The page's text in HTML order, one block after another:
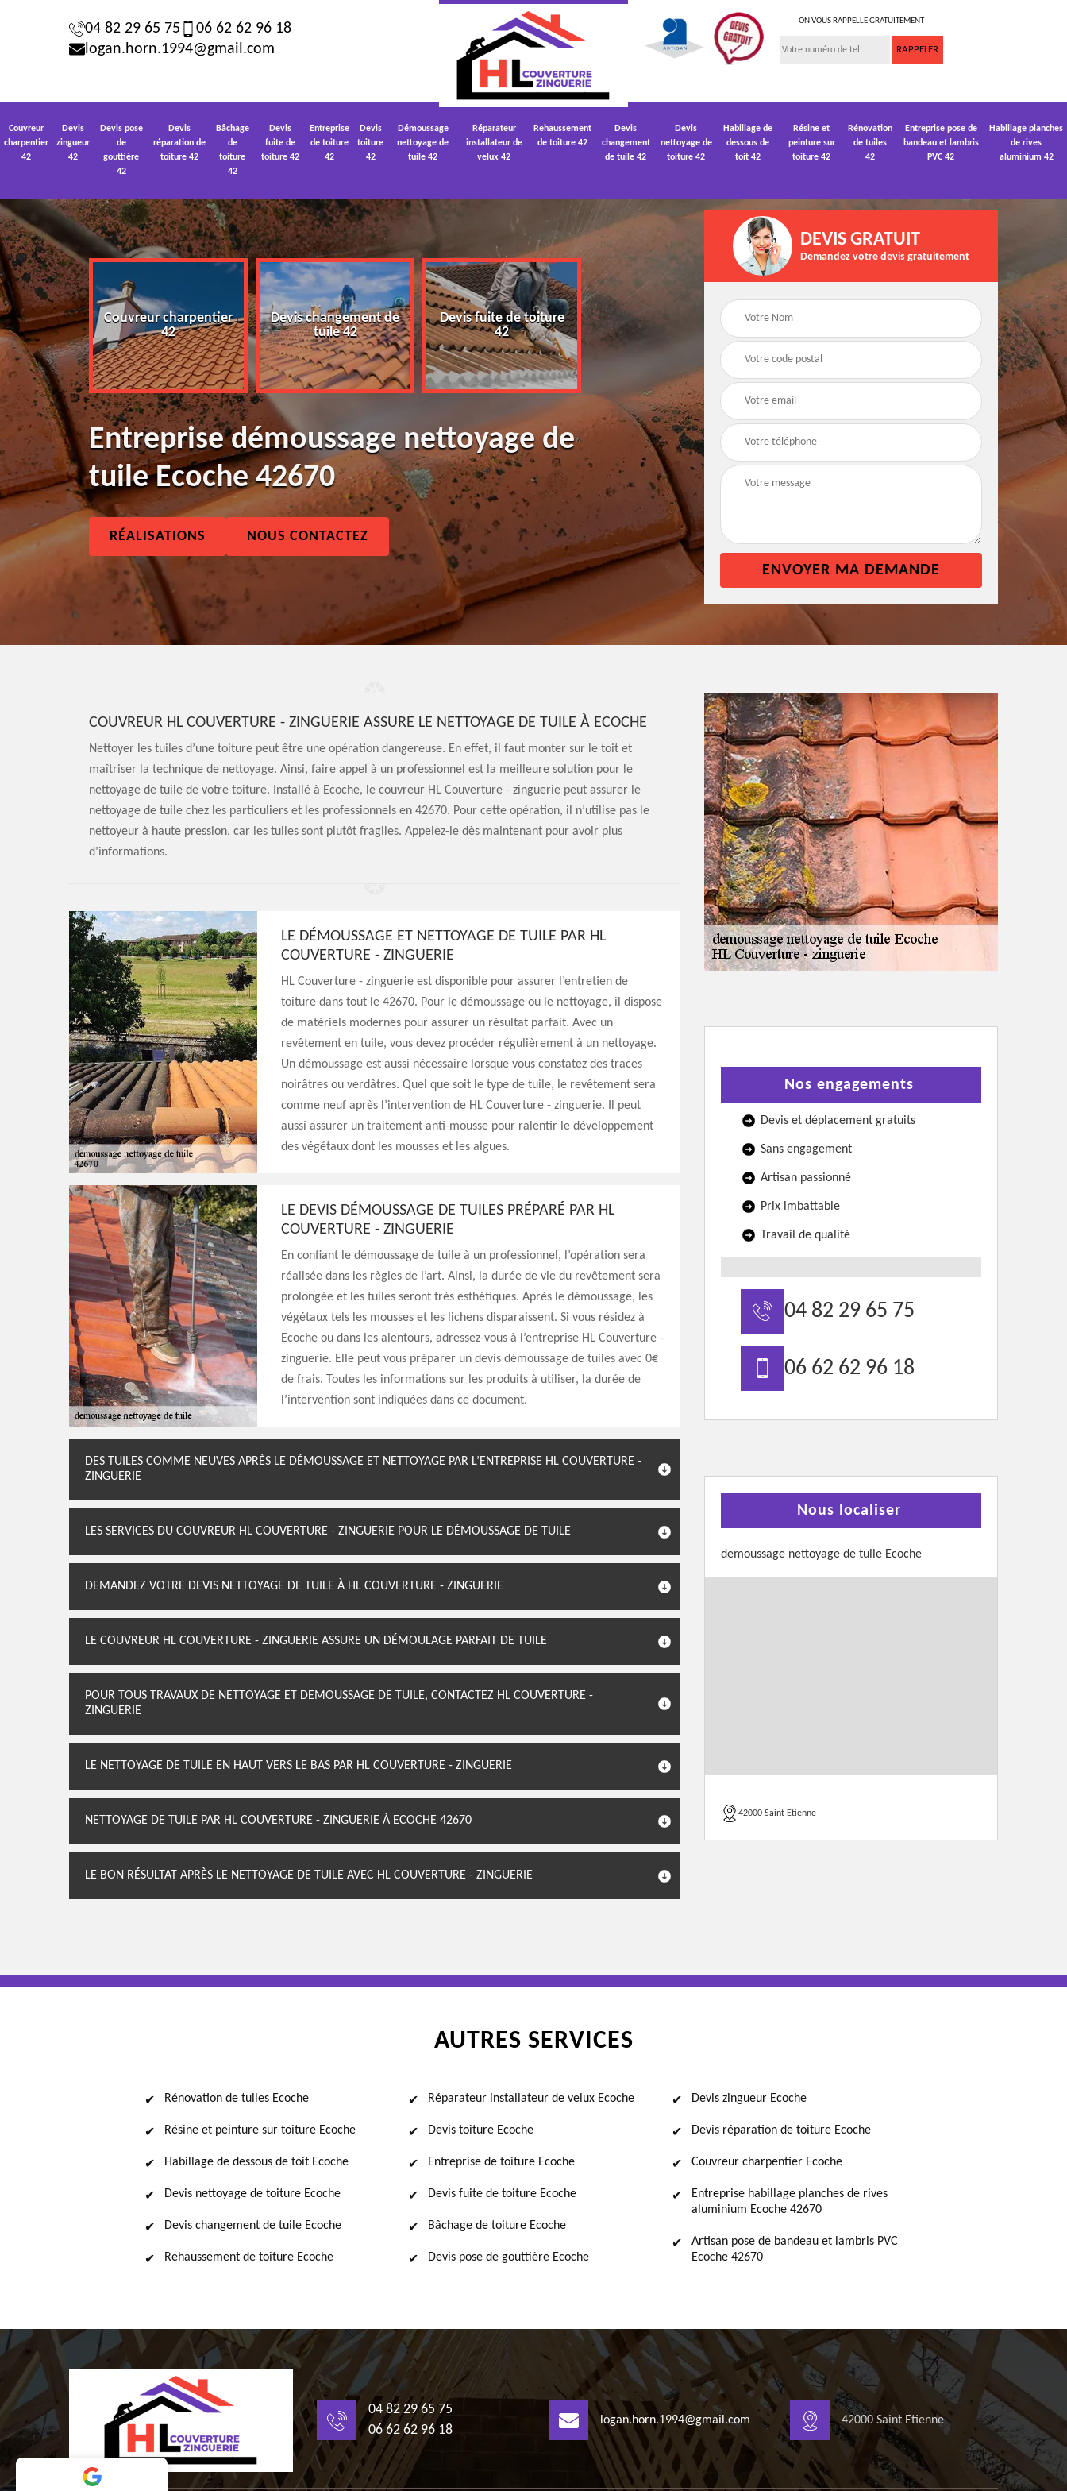
04 82 29 65 75
06 62 62 96 18
logan.horn.1994@gmail.com
ON VOUS RAPPELLE GRATUITEMENT
Couvreur
charpentier
42
Devis
zingueur
42
Devis pose
de
gouttière
42
Devis
réparation de
toiture 42
Bâchage
de
toiture
42
Devis
fuite de
toiture 42
Entreprise
de toiture
42
Devis
toiture
42
Démoussage
nettoyage de
tuile 42
Réparateur
installateur de
velux 42
Rehaussement
de toiture 42
Devis
changement
de tuile 42
Devis
nettoyage de
toiture 42
Habillage de
dessous de
toit 42
Résine et
peinture sur
toiture 42
Rénovation
de tuiles
42
Entreprise pose de
bandeau et lambris
PVC 42
Habillage planches
de rives
aluminium 42
toiture 42
Couvreur charpentier
42
Devis changement de
tuile 42
Devis fuite de toiture
42
Devis nettoyage de
toiture 42
Devis réparation de
toiture 42
Entreprise démoussage nettoyage de
tuile Ecoche 42670
RÉALISATIONS NOUS CONTACTEZ
DEVIS GRATUIT
Demandez votre devis gratuitement
COUVREUR HL COUVERTURE - ZINGUERIE ASSURE LE NETTOYAGE DE TUILE À ECOCHE
Nettoyer les tuiles d’une toiture peut être une opération dangereuse. En effet, il faut monter sur le toit et
maîtriser la technique de nettoyage. Ainsi, faire appel à un professionnel est la meilleure solution pour le
nettoyage de tuile de votre toiture. Installé à Ecoche, le couvreur HL Couverture - zinguerie peut assurer le
nettoyage de tuile chez les particuliers et les professionnels en 42670. Pour cette opération, il n’utilise pas le
nettoyeur à haute pression, car les tuiles sont plutôt fragiles. Appelez-le dès maintenant pour avoir plus
d’informations.
LE DÉMOUSSAGE ET NETTOYAGE DE TUILE PAR HL
COUVERTURE - ZINGUERIE
HL Couverture - zinguerie est disponible pour assurer l’entretien de
toiture dans tout le 42670. Pour le démoussage ou le nettoyage, il dispose
de matériels modernes pour assurer un résultat parfait. Avec un
revêtement en tuile, vous devez procéder régulièrement à un nettoyage.
Un démoussage est aussi nécessaire lorsque vous constatez des traces
noirâtres ou verdâtres. Quel que soit le type de tuile, le revêtement sera
comme neuf après l’intervention de HL Couverture - zinguerie. Il peut
aussi assurer un traitement anti-mousse pour ralentir le développement
des végétaux dont les mousses et les algues.
LE DEVIS DÉMOUSSAGE DE TUILES PRÉPARÉ PAR HL
COUVERTURE - ZINGUERIE
En confiant le démoussage de tuile à un professionnel, l’opération sera
réalisée dans les règles de l’art. Ainsi, la durée de vie du revêtement sera
prolongée et les tuiles seront très esthétiques. Après le démoussage, les
végétaux tels les mousses et les lichens disparaissent. Si vous résidez à
Ecoche ou dans les alentours, adressez-vous à l’entreprise HL Couverture -
zinguerie. Elle peut vous préparer un devis démoussage de tuiles avec 0€
de frais. Toutes les informations sur les produits à utiliser, la durée de
l’intervention sont indiquées dans ce document.
DES TUILES COMME NEUVES APRÈS LE DÉMOUSSAGE ET NETTOYAGE PAR L’ENTREPRISE HL COUVERTURE -
ZINGUERIE
LES SERVICES DU COUVREUR HL COUVERTURE - ZINGUERIE POUR LE DÉMOUSSAGE DE TUILE
DEMANDEZ VOTRE DEVIS NETTOYAGE DE TUILE À HL COUVERTURE - ZINGUERIE
LE COUVREUR HL COUVERTURE - ZINGUERIE ASSURE UN DÉMOULAGE PARFAIT DE TUILE
POUR TOUS TRAVAUX DE NETTOYAGE ET DEMOUSSAGE DE TUILE, CONTACTEZ HL COUVERTURE -
ZINGUERIE
LE NETTOYAGE DE TUILE EN HAUT VERS LE BAS PAR HL COUVERTURE - ZINGUERIE
NETTOYAGE DE TUILE PAR HL COUVERTURE - ZINGUERIE À ECOCHE 42670
LE BON RÉSULTAT APRÈS LE NETTOYAGE DE TUILE AVEC HL COUVERTURE - ZINGUERIE
Nos engagements
Devis et déplacement gratuits
Sans engagement
Artisan passionné
Prix imbattable
Travail de qualité
04 82 29 65 75
06 62 62 96 18
Nous localiser
demoussage nettoyage de tuile Ecoche
42000 Saint Etienne
AUTRES SERVICES
Rénovation de tuiles Ecoche
Résine et peinture sur toiture Ecoche
Habillage de dessous de toit Ecoche
Devis nettoyage de toiture Ecoche
Devis changement de tuile Ecoche
Rehaussement de toiture Ecoche
Réparateur installateur de velux Ecoche
Devis toiture Ecoche
Entreprise de toiture Ecoche
Devis fuite de toiture Ecoche
Bâchage de toiture Ecoche
Devis pose de gouttière Ecoche
Devis zingueur Ecoche
Devis réparation de toiture Ecoche
Couvreur charpentier Ecoche
Entreprise habillage planches de rives
aluminium Ecoche 42670
Artisan pose de bandeau et lambris PVC
Ecoche 42670
04 82 29 65 75
06 62 62 96 18
logan.horn.1994@gmail.com 42000 Saint Etienne